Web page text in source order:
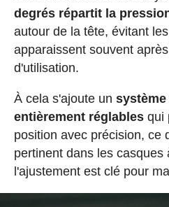
degrés répartit la
autour de la tête, évitant
apparaissent souvent
d'utilisation.
À cela s'ajoute un
entièrement réglablesqui
position avec précision, ce
pertinent dans les casques
l'ajustement est clé pour